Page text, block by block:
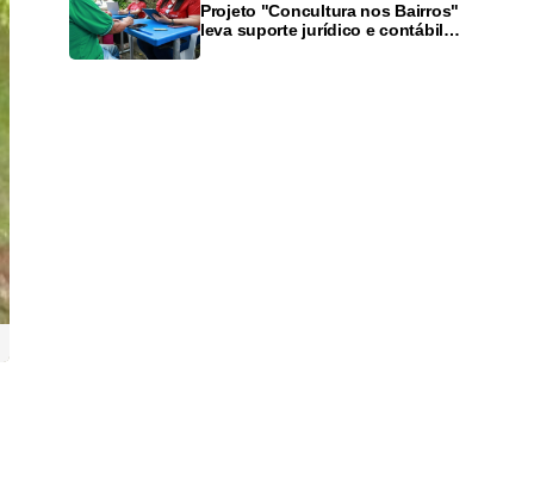
Projeto "Concultura nos Bairros"
leva suporte jurídico e contábil a